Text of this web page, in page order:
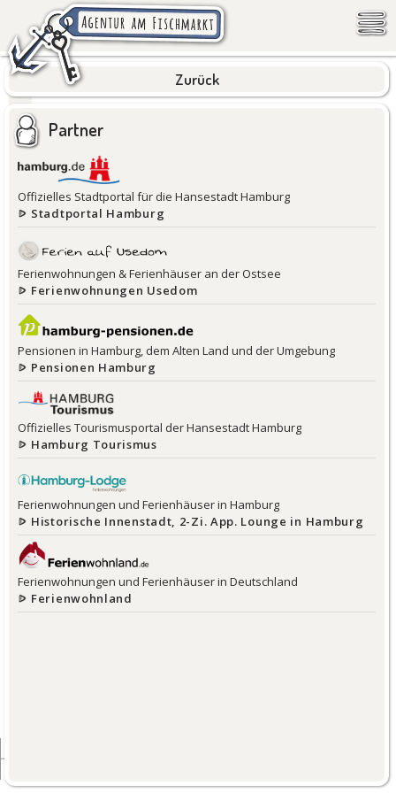
Zurück
Partner
Offizielles Stadtportal für die Hansestadt Hamburg
Stadtportal Hamburg
Ferienwohnungen & Ferienhäuser an der Ostsee
Ferienwohnungen Usedom
Pensionen in Hamburg, dem Alten Land und der Umgebung
Pensionen Hamburg
Offizielles Tourismusportal der Hansestadt Hamburg
Hamburg Tourismus
Ferienwohnungen und Ferienhäuser in Hamburg
Historische Innenstadt, 2-Zi. App. Lounge in Hamburg
Ferienwohnungen und Ferienhäuser in Deutschland
Ferienwohnland